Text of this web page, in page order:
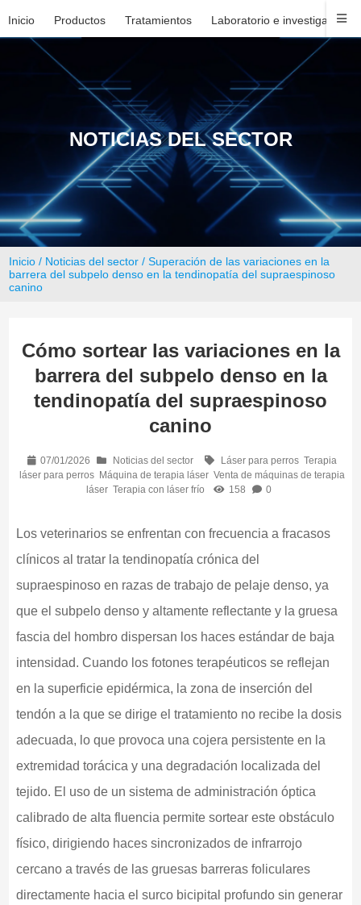
Inicio Productos Tratamientos Laboratorio e investigación
NOTICIAS DEL SECTOR
Inicio / Noticias del sector / Superación de las variaciones en la
barrera del subpelo denso en la tendinopatía del supraespinoso
canino
Cómo sortear las variaciones en la
barrera del subpelo denso en la
tendinopatía del supraespinoso
canino
07/01/2026 Noticias del sector Láser para perros Terapia
láser para perros Máquina de terapia láser Venta de máquinas de terapia
láser Terapia con láser frío 158 0
Los veterinarios se enfrentan con frecuencia a fracasos
clínicos al tratar la tendinopatía crónica del
supraespinoso en razas de trabajo de pelaje denso, ya
que el subpelo denso y altamente reflectante y la gruesa
fascia del hombro dispersan los haces estándar de baja
intensidad. Cuando los fotones terapéuticos se reflejan
en la superficie epidérmica, la zona de inserción del
tendón a la que se dirige el tratamiento no recibe la dosis
adecuada, lo que provoca una cojera persistente en la
extremidad torácica y una degradación localizada del
tejido. El uso de un sistema de administración óptica
calibrado de alta fluencia permite sortear este obstáculo
físico, dirigiendo haces sincronizados de infrarrojo
cercano a través de las gruesas barreras foliculares
directamente hacia el surco bicipital profundo sin generar